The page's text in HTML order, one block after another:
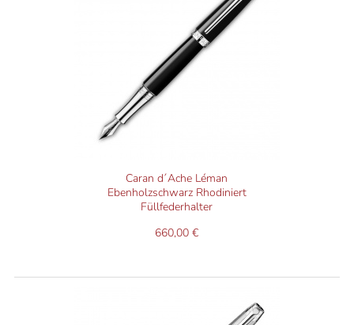
Caran d´Ache Léman
Ebenholzschwarz Rhodiniert
Füllfederhalter
660,00 €